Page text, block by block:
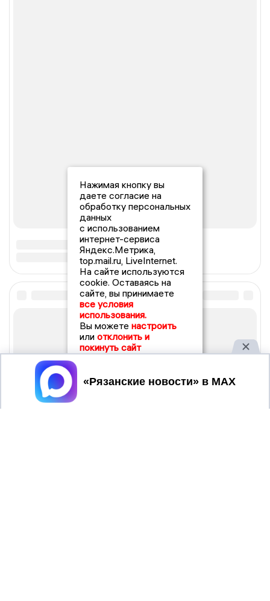
Нажимая кнопку вы
даете согласие на
обработку персональных
данных
с использованием
интернет-сервиса
Яндекс.Метрика,
top.mail.ru, LiveInternet.
На сайте используются
cookie. Оставаясь на
сайте, вы принимаете
все условия
использования.
Вы можете настроить
или отклонить и
покинуть сайт
Принять